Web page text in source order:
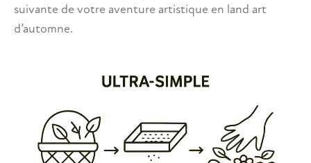
suivante de votre aventure artistique en land art
d’automne.